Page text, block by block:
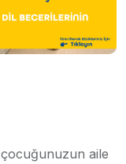
aile